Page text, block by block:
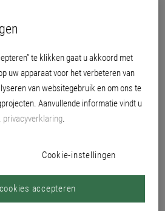
zur gesundheitlichen Bewertung von
te klikken gaat u akkoord met
uw apparaat voor het verbeteren van
van websitegebruik en om ons te
Aanvullende informatie vindt u
privacyverklaring.
Cookie-instellingen
accepteren